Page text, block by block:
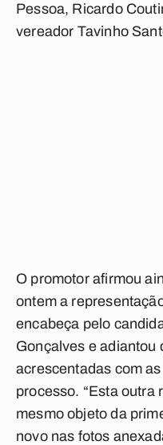
Pessoa, Ricardo
vereador Tavinho
O promotor afirmou
ontem a
encabeça pelo
Gonçalves e adiantou
acrescentadas com
processo. “Esta outra
mesmo objeto da
novo nas fotos